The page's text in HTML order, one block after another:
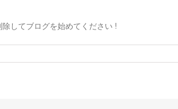
してブログを始めてください !